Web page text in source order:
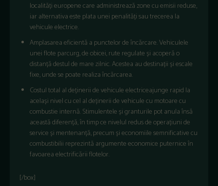
localități europene care administrează zone cu emisii reduse,
iar alternativa este plata unei penalități sau trecerea la
vehicule electrice.
Amplasarea eficientă a punctelor de încărcare. Vehiculele
unei flote parcurg, de obicei, rute regulate și acoperă o
distanță destul de mare zilnic. Acestea au destinații și escale
fixe, unde se poate realiza încărcarea.
Costul total al deținerii de vehicule electriceajunge rapid la
același nivel cu cel al deținerii de vehicule cu motoare cu
combustie internă. Stimulentele și granturile pot anula însă
această diferență, în timp ce nivelul redus de operațiuni de
service și mentenanță, precum și economiile semnificative cu
combustibilii reprezintă argumente economice puternice în
favoarea electrificării flotelor.
[/box]